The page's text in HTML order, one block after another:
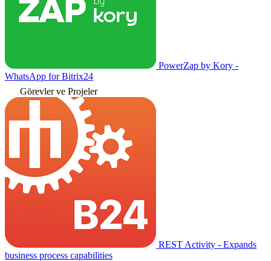
PowerZap by Kory -
WhatsApp for Bitrix24
Görevler ve Projeler
REST Activity - Expands
business process capabilities